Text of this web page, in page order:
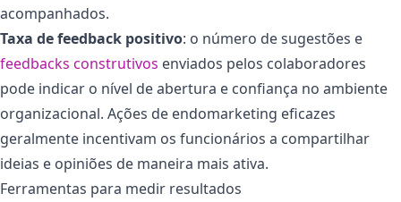
acompanhados.
Taxa de feedback positivo: o número de sugestões e
feedbacks construtivos enviados pelos colaboradores
pode indicar o nível de abertura e confiança no ambiente
organizacional. Ações de endomarketing eficazes
geralmente incentivam os funcionários a compartilhar
ideias e opiniões de maneira mais ativa.
Ferramentas para medir resultados